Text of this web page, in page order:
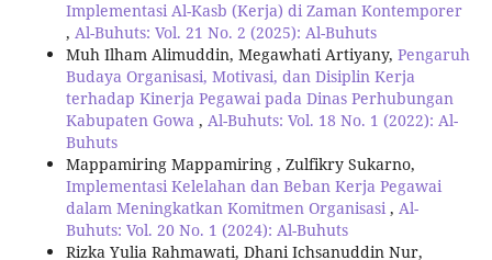
Implementasi Al-Kasb (Kerja) di Zaman Kontemporer
, Al-Buhuts: Vol. 21 No. 2 (2025): Al-Buhuts
Muh Ilham Alimuddin, Megawhati Artiyany, Pengaruh
Budaya Organisasi, Motivasi, dan Disiplin Kerja
terhadap Kinerja Pegawai pada Dinas Perhubungan
Kabupaten Gowa , Al-Buhuts: Vol. 18 No. 1 (2022): Al-
Buhuts
Mappamiring Mappamiring , Zulfikry Sukarno,
Implementasi Kelelahan dan Beban Kerja Pegawai
dalam Meningkatkan Komitmen Organisasi, Al-
Buhuts: Vol. 20 No. 1 (2024): Al-Buhuts
Rizka Yulia Rahmawati, Dhani Ichsanuddin Nur,